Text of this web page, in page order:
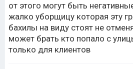
от этого могут быть
жалко уборщицу которая эту
бахилы на виду стоят не
может брать кто попало с
только для клиентов